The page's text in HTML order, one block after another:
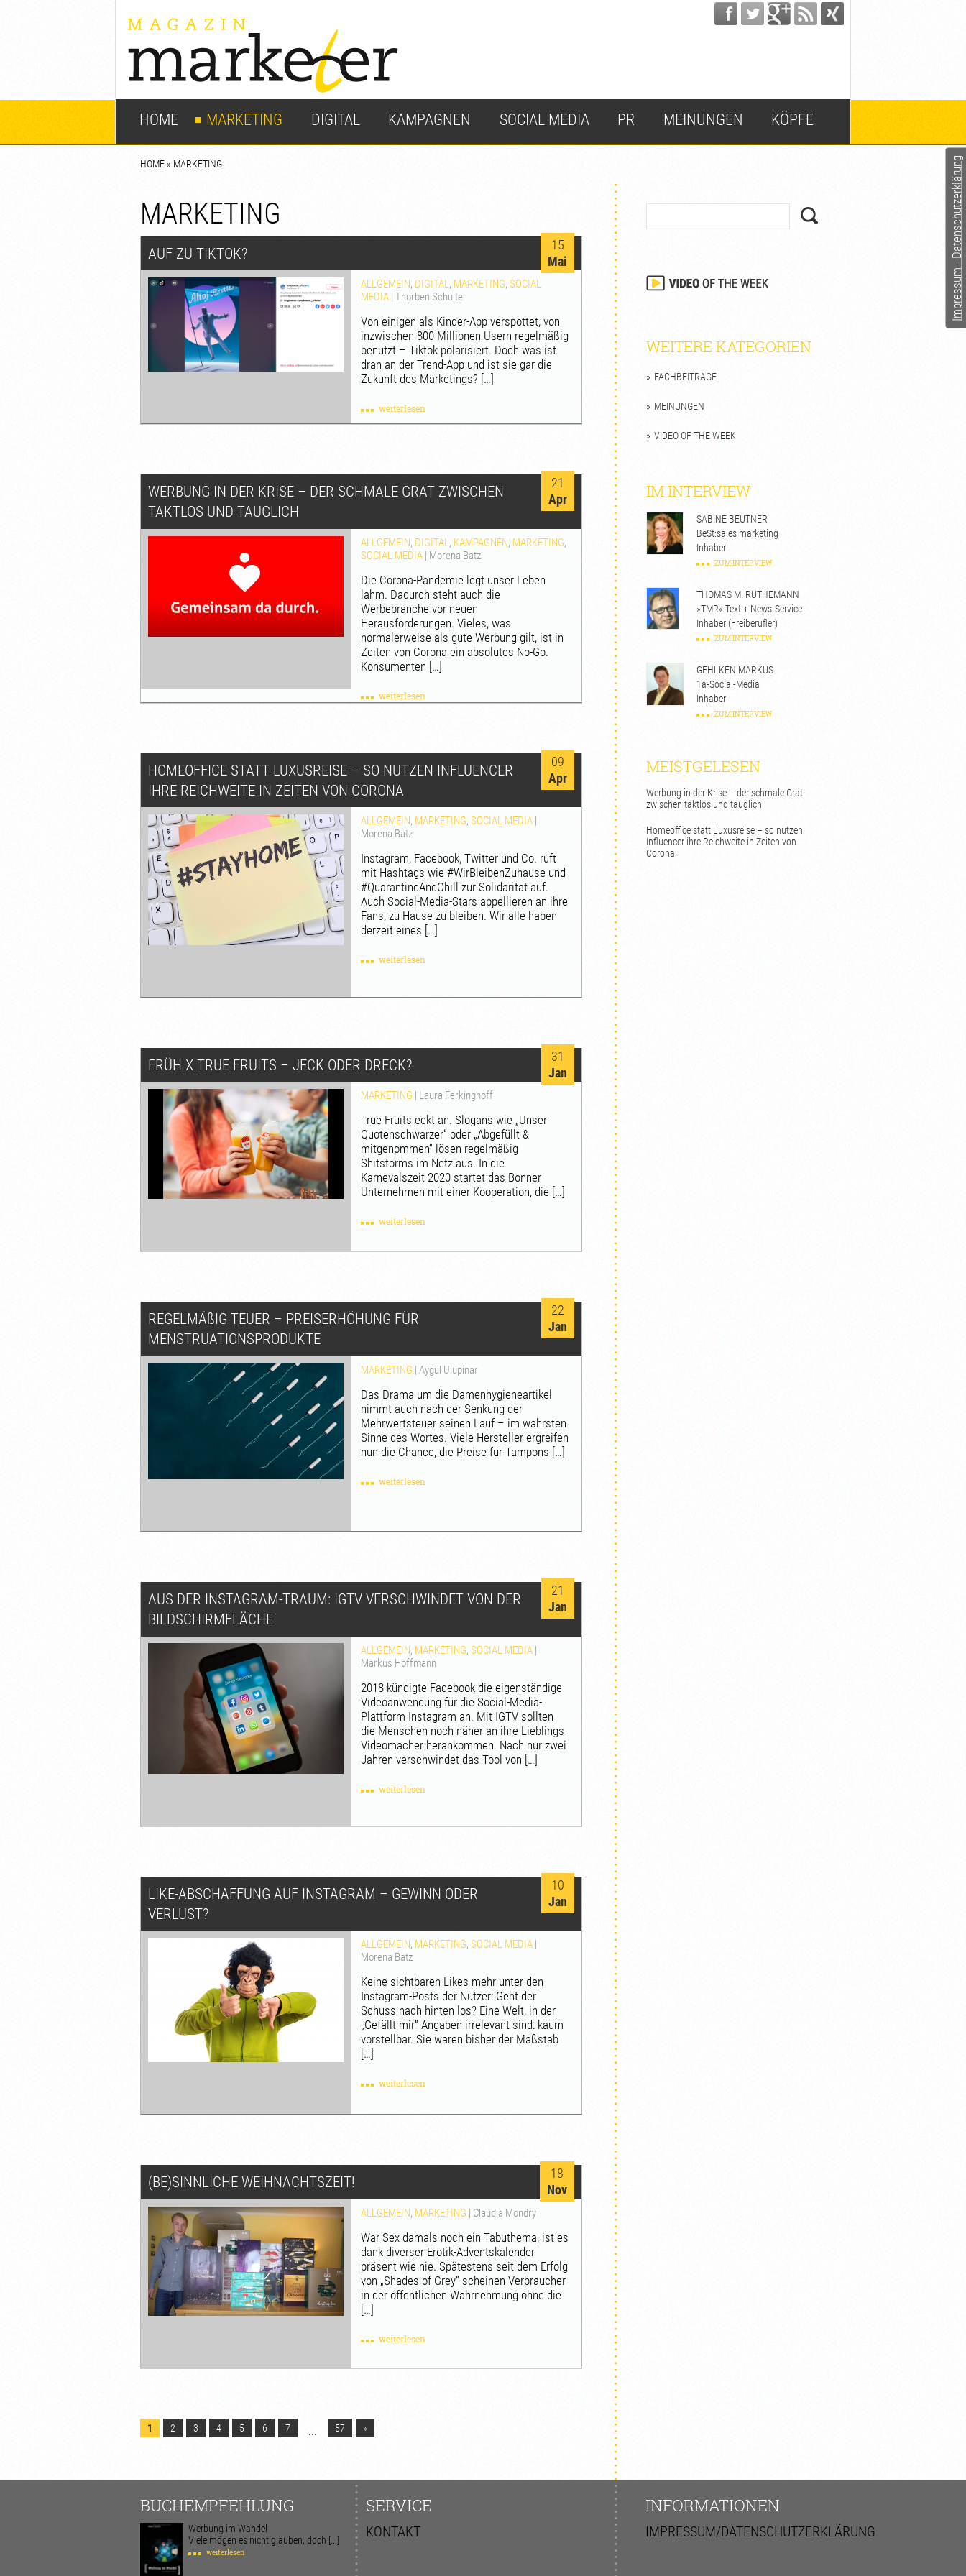
Impressum - Datenschutzerklärung
HOME MARKETING DIGITAL KAMPAGNEN SOCIAL MEDIA PR MEINUNGEN KÖPFE
HOME » MARKETING
MARKETING
AUF ZU TIKTOK?
15
Mai
ALLGEMEIN, DIGITAL, MARKETING,SOCIAL
MEDIA |Thorben Schulte
Von einigen als Kinder-App verspottet, von
inzwischen 800 Millionen Usern regelmäßig
benutzt – Tiktok polarisiert. Doch was ist
dran an der Trend-App und ist sie gar die
Zukunft des Marketings? […]
weiterlesen
WERBUNG IN DER KRISE – DER SCHMALE GRAT ZWISCHEN
TAKTLOS UND TAUGLICH
21
Apr
ALLGEMEIN, DIGITAL, KAMPAGNEN, MARKETING,
SOCIAL MEDIA | Morena Batz
Die Corona-Pandemie legt unser Leben
lahm. Dadurch steht auch die
Werbebranche vor neuen
Herausforderungen. Vieles, was
normalerweise als gute Werbung gilt, ist in
Zeiten von Corona ein absolutes No-Go.
Konsumenten […]
weiterlesen
HOMEOFFICE STATT LUXUSREISE – SO NUTZEN INFLUENCER
IHRE REICHWEITE IN ZEITEN VON CORONA
09
Apr
ALLGEMEIN, MARKETING,SOCIAL MEDIA |
Morena Batz
Instagram, Facebook, Twitter und Co. ruft
mit Hashtags wie #WirBleibenZuhause und
#QuarantineAndChill zur Solidarität auf.
Auch Social-Media-Stars appellieren an ihre
Fans, zu Hause zu bleiben. Wir alle haben
derzeit eines […]
weiterlesen
FRÜH X TRUE FRUITS – JECK ODER DRECK?
31
Jan
MARKETING | Laura Ferkinghoff
True Fruits eckt an. Slogans wie „Unser
Quotenschwarzer“ oder „Abgefüllt &
mitgenommen“ lösen regelmäßig
Shitstorms im Netz aus. In die
Karnevalszeit 2020 startet das Bonner
Unternehmen mit einer Kooperation, die […]
weiterlesen
REGELMÄßIG TEUER – PREISERHÖHUNG FÜR
MENSTRUATIONSPRODUKTE
22
Jan
MARKETING |Aygül Ulupinar
Das Drama um die Damenhygieneartikel
nimmt auch nach der Senkung der
Mehrwertsteuer seinen Lauf – im wahrsten
Sinne des Wortes. Viele Hersteller ergreifen
nun die Chance, die Preise für Tampons […]
weiterlesen
AUS DER INSTAGRAM-TRAUM: IGTV VERSCHWINDET VON DER
BILDSCHIRMFLÄCHE
21
Jan
ALLGEMEIN, MARKETING,SOCIAL MEDIA |
Markus Hoffmann
2018 kündigte Facebook die eigenständige
Videoanwendung für die Social-Media-
Plattform Instagram an. Mit IGTV sollten
die Menschen noch näher an ihre Lieblings-
Videomacher herankommen. Nach nur zwei
Jahren verschwindet das Tool von […]
weiterlesen
LIKE-ABSCHAFFUNG AUF INSTAGRAM – GEWINN ODER
VERLUST?
10
Jan
ALLGEMEIN, MARKETING,SOCIAL MEDIA
Morena Batz
Keine sichtbaren Likes mehr unter den
Instagram-Posts der Nutzer: Geht der
Schuss nach hinten los? Eine Welt, in der
„Gefällt mir“-Angaben irrelevant sind: kaum
vorstellbar. Sie waren bisher der Maßstab
[…]
weiterlesen
(BE)SINNLICHE WEIHNACHTSZEIT!
18
Nov
ALLGEMEIN, MARKETING | Claudia Mondry
War Sex damals noch ein Tabuthema, ist es
dank diverser Erotik-Adventskalender
präsent wie nie. Spätestens seit dem Erfolg
von „Shades of Grey“ scheinen Verbraucher
in der öffentlichen Wahrnehmung ohne die
[…]
weiterlesen
1 2 3 4 5 6 7 ... 57 »
WEITERE KATEGORIEN
FACHBEITRÄGE
MEINUNGEN
VIDEO OF THE WEEK
IM INTERVIEW
SABINE BEUTNER
BeSt:sales marketing
Inhaber
ZUM INTERVIEW
THOMAS M. RUTHEMANN
»TMR« Text + News-Service
Inhaber (Freiberufler)
ZUM INTERVIEW
GEHLKEN MARKUS
1a-Social-Media
Inhaber
ZUM INTERVIEW
MEISTGELESEN
Werbung in der Krise – der schmale Grat
zwischen taktlos und tauglich
Homeoffice statt Luxusreise – so nutzen
Influencer ihre Reichweite in Zeiten von
Corona
BUCHEMPFEHLUNG
Werbung im Wandel
Viele mögen es nicht glauben, doch [...]
weiterlesen
SERVICE
KONTAKT
INFORMATIONEN
IMPRESSUM/DATENSCHUTZERKLÄRUNG